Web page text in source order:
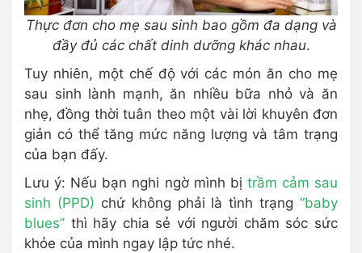
Thực đơn cho mẹ sau sinh bao gồm đa dạng và
đầy đủ các chất dinh dưỡng khác nhau.
Tuy nhiên, một chế độ với các món ăn cho mẹ
sau sinh lành mạnh, ăn nhiều bữa nhỏ và ăn
nhẹ, đồng thời tuân theo một vài lời khuyên đơn
giản có thể tăng mức năng lượng và tâm trạng
của bạn đấy.
Lưu ý: Nếu bạn nghi ngờ mình bị trầm cảm sau
sinh (PPD) chứ không phải là tình trạng “baby
blues” thì hãy chia sẻ với người chăm sóc sức
khỏe của mình ngay lập tức nhé.